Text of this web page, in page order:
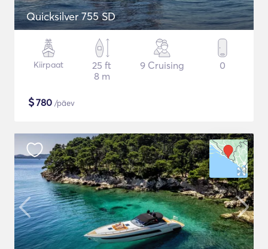
Quicksilver 755 SD
Kiirpaat
25 ft
8 m
9 Cruising 0
$780 /päev